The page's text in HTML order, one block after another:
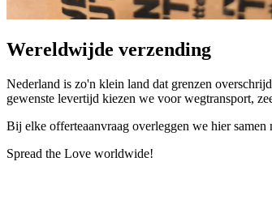
Wereldwijde verzending
Nederland is zo'n klein land dat grenzen
gewenste levertijd kiezen we voor wegtransport,
Bij elke offerteaanvraag overleggen we hier samen
Spread the Love worldwide!